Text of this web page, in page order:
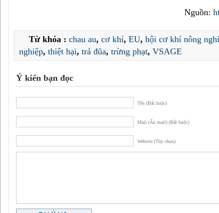
Nguồn:
Từ khóa : chau au, cơ khí, EU, hội cơ khí nông
nghiệp, thiệt hại, trả đũa, trừng phạt, VSAGE
Ý kiến bạn đọc
Tên (Bắt buộc)
Mail (Ẩn mail) (Bắt buộc)
Website (Tùy chọn)